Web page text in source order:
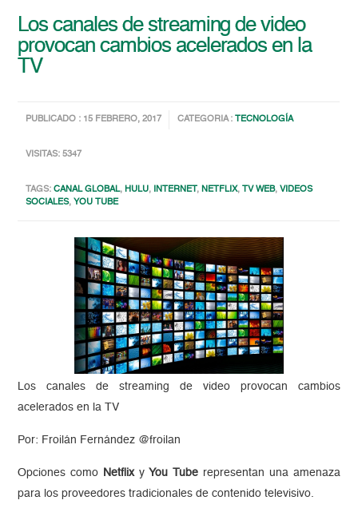
Los canales de streaming de video
provocan cambios acelerados en la
TV
PUBLICADO : 15 FEBRERO, 2017 CATEGORIA : TECNOLOGÍA
VISITAS: 5347
TAGS:CANAL GLOBAL,HULU, INTERNET,NETFLIX, TV WEB,VIDEOS
SOCIALES, YOU TUBE
Los canales de streaming de video provocan cambios
acelerados en la TV
Por: Froilán Fernández @froilan
Opciones como Netflixy You Tube representan una amenaza
para los proveedores tradicionales de contenido televisivo.